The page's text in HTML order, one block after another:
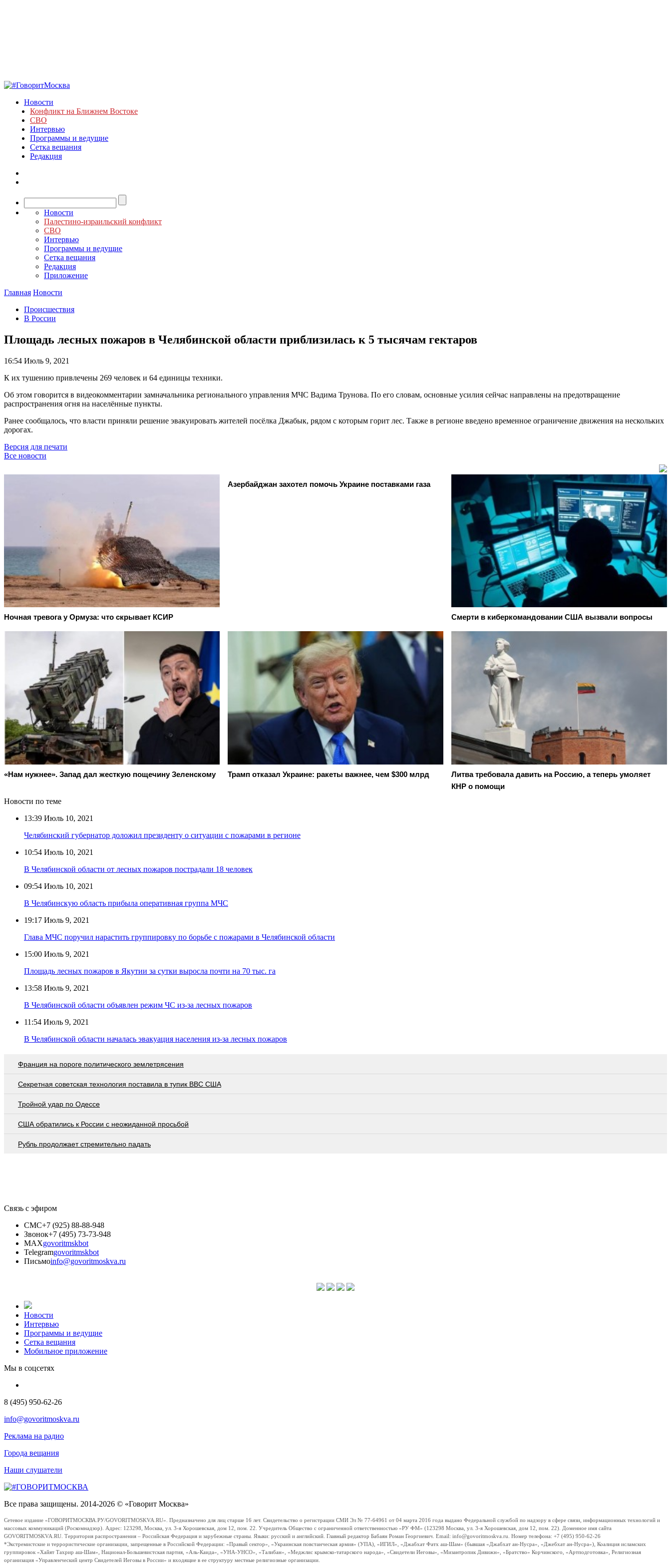
Новости
Конфликт на Ближнем Востоке
СВО
Интервью
Программы и ведущие
Сетка вещания
Редакция
Новости
Палестино-израильский конфликт
СВО
Интервью
Программы и ведущие
Сетка вещания
Редакция
Приложение
Главная Новости
Происшествия
В России
Площадь лесных пожаров в Челябинской области приблизилась к 5 тысячам гектаров
16:54 Июль 9, 2021
К их тушению привлечены 269 человек и 64 единицы техники.
Об этом говорится в видеокомментарии замначальника регионального управления МЧС Вадима Трунова. По его словам, основные усилия сейчас направлены на предотвращение
распространения огня на населённые пункты.
Ранее сообщалось, что власти приняли решение эвакуировать жителей посёлка Джабык, рядом с которым горит лес. Также в регионе введено временное ограничение движения на нескольких
дорогах.
Версия для печати
Все новости
Ночная тревога у Ормуза: что скрывает КСИР
Азербайджан захотел помочь Украине поставками газа
Смерти в киберкомандовании США вызвали вопросы
«Нам нужнее». Запад дал жесткую пощечину Зеленскому Трамп отказал Украине: ракеты важнее, чем $300 млрд
Литва требовала давить на Россию, а теперь умоляет
КНР о помощи
Новости по теме
13:39 Июль 10, 2021
Челябинский губернатор доложил президенту о ситуации с пожарами в регионе
10:54 Июль 10, 2021
В Челябинской области от лесных пожаров пострадали 18 человек
09:54 Июль 10, 2021
В Челябинскую область прибыла оперативная группа МЧС
19:17 Июль 9, 2021
Глава МЧС поручил нарастить группировку по борьбе с пожарами в Челябинской области
15:00 Июль 9, 2021
Площадь лесных пожаров в Якутии за сутки выросла почти на 70 тыс. га
13:58 Июль 9, 2021
В Челябинской области объявлен режим ЧС из-за лесных пожаров
11:54 Июль 9, 2021
В Челябинской области началась эвакуация населения из-за лесных пожаров
Франция на пороге политического землетрясения
Секретная советская технология поставила в тупик ВВС США
Тройной удар по Одессe
США обратились к России с неожиданной просьбой
Рубль продолжает стремительно падать
Связь с эфиром
СМС+7 (925) 88-88-948
Звонок+7 (495) 73-73-948
MAXgovoritmskbot
Telegramgovoritmskbot
Письмоinfo@govoritmoskva.ru
Новости
Интервью
Программы и ведущие
Сетка вещания
Мобильное приложение
Мы в соцсетях
8 (495) 950-62-26
info@govoritmoskva.ru
Реклама на радио
Города вещания
Наши слушатели
Все права защищены. 2014-2026 © «Говорит Москва»
Сетевое издание «ГОВОРИТМОСКВА.РУ/GOVORITMOSKVA.RU». Предназначено для лиц старше 16 лет. Свидетельство о регистрации СМИ Эл № 77-64961 от 04 марта 2016 года выдано Федеральной службой по надзору в сфере связи, информационных технологий и
массовых коммуникаций (Роскомнадзор). Адрес: 123298, Москва, ул. 3-я Хорошевская, дом 12, пом. 22. Учредитель Общество с ограниченной ответственностью «РУ ФМ» (123298 Москва, ул. 3-я Хорошевская, дом 12, пом. 22). Доменное имя сайта
GOVORITMOSKVA.RU. Территория распространения – Российская Федерация и зарубежные страны. Языки: русский и английский. Главный редактор Бабаян Роман Георгиевич. Email: info@govoritmoskva.ru. Номер телефона: +7 (495) 950-62-26
*Экстремистские и террористические организации, запрещенные в Российской Федерации: «Правый сектор», «Украинская повстанческая армия» (УПА), «ИГИЛ», «Джабхат Фатх аш-Шам» (бывшая «Джабхат ан-Нусра», «Джебхат ан-Нусра»), Коалиция исламских
группировок «Хайят Тахрир аш-Шам», Национал-Большевистская партия, «Аль-Каида», «УНА-УНСО», «Талибан», «Меджлис крымско-татарского народа», «Свидетели Иеговы», «Мизантропик Дивижн», «Братство» Корчинского, «Артподготовка», Религиозная
организация «Управленческий центр Свидетелей Иеговы в России» и входящие в ее структуру местные религиозные организации.